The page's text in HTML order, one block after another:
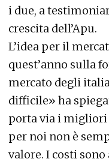
i due, a
crescita dell’Apu.
L’idea per il
quest’anno sulla
mercato degli
difficile» ha
porta via i migliori
per noi non è
valore. I costi